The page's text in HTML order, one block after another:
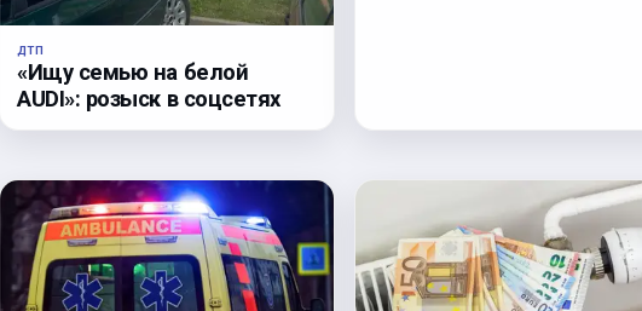
ДТП
«Ищу семью на белой
AUDI»: розыск в соцсетях